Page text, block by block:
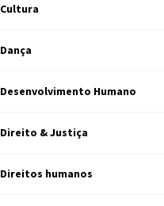
Cultura
Dança
Desenvolvimento Humano
Direito & Justiça
Direitos humanos